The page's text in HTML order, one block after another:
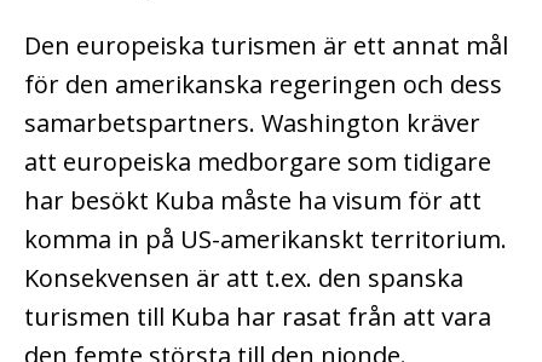
Den europeiska turismen är ett annat mål
för den amerikanska regeringen och dess
samarbetspartners. Washington kräver
att europeiska medborgare som tidigare
har besökt Kuba måste ha visum för att
komma in på US-amerikanskt territorium.
Konsekvensen är att t.ex. den spanska
turismen till Kuba har rasat från att vara
den femte största till den nionde.